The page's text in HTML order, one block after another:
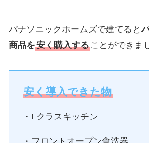
パナソニックホームズで建てると
商品を安く購入することができま
安く導入できた物
・Lクラスキッチン